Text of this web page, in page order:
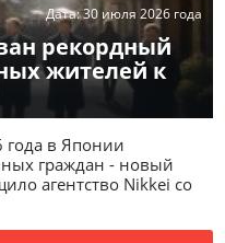
рекордный
жителей к
Дата:30 июля 2026 года
года в Японии
граждан - новый
агентство Nikkei со